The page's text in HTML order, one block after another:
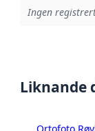
Ingen
Liknande